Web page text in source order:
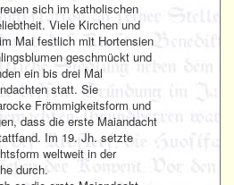
sich im katholischen
Viele Kirchen und
Mai festlich mit Hortensien
geschmückt und
ein bis drei Mal
statt. Sie
Frömmigkeitsform und
dass die erste Maiandacht
Im 19. Jh. setzte
weltweit in der
durch.